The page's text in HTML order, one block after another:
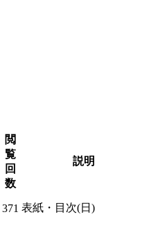
閲
覧
回
数
説明
371 表紙・目次(日)